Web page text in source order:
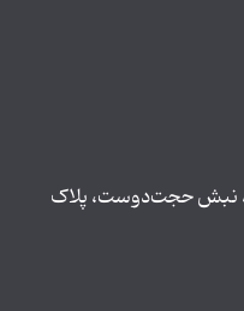
نبش حجت‌دوست، پلاک